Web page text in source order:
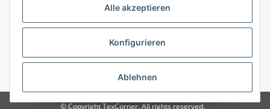
Vertrag widerrufen
* Alle Preise inkl. gesetzlicher USt., zzgl.Versand
© Copyright TexCorner. All rights reserved.
Alle akzeptieren
Konfigurieren
Ablehnen